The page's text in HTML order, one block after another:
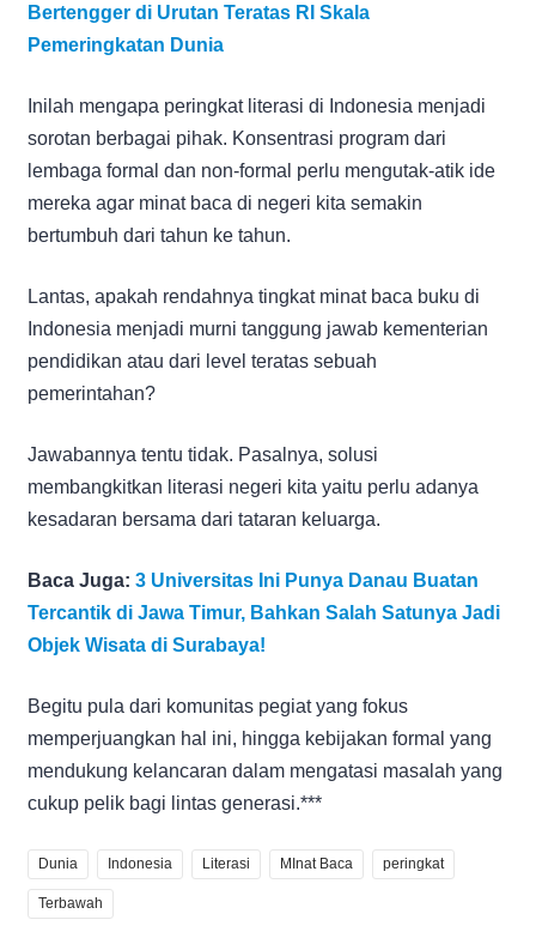
Bertengger di Urutan Teratas RI Skala
Pemeringkatan Dunia
Inilah mengapa peringkat literasi di Indonesia menjadi
sorotan berbagai pihak. Konsentrasi program dari
lembaga formal dan non-formal perlu mengutak-atik ide
mereka agar minat baca di negeri kita semakin
bertumbuh dari tahun ke tahun.
Lantas, apakah rendahnya tingkat minat baca buku di
Indonesia menjadi murni tanggung jawab kementerian
pendidikan atau dari level teratas sebuah
pemerintahan?
Jawabannya tentu tidak. Pasalnya, solusi
membangkitkan literasi negeri kita yaitu perlu adanya
kesadaran bersama dari tataran keluarga.
Baca Juga: 3 Universitas Ini Punya Danau Buatan
Tercantik di Jawa Timur, Bahkan Salah Satunya Jadi
Objek Wisata di Surabaya!
Begitu pula dari komunitas pegiat yang fokus
memperjuangkan hal ini, hingga kebijakan formal yang
mendukung kelancaran dalam mengatasi masalah yang
cukup pelik bagi lintas generasi.***
Dunia Indonesia Literasi MInat Baca peringkat
Terbawah